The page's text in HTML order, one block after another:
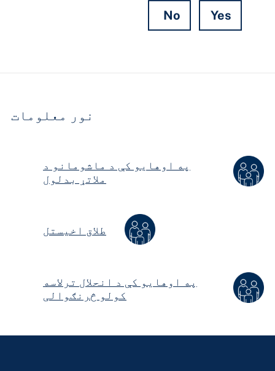
Yes
No
نور معلومات
په اوهایو کې د ماشومانو د
ملاتړ بدلول
طلاق اخیستل
په اوهایو کې د انحلال ترلاسه
کولو څرنګوالی